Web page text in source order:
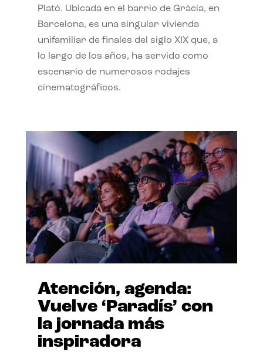
Plató. Ubicada en el barrio de Gràcia, en
Barcelona, es una singular vivienda
unifamiliar de finales del siglo XIX que, a
lo largo de los años, ha servido como
escenario de numerosos rodajes
cinematográficos.
Atención, agenda:
Vuelve ‘Paradís’ con
la jornada más
inspiradora